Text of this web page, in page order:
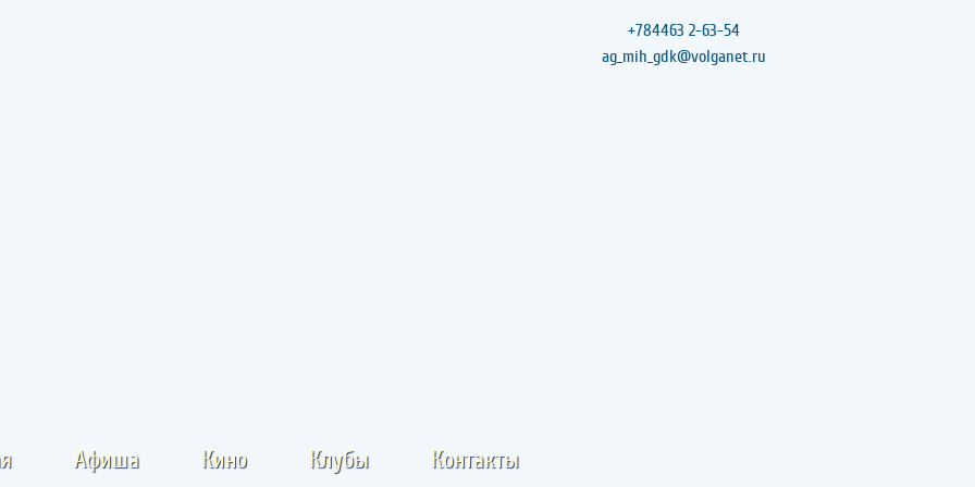
+784463 2-63-54
ag_mih_gdk@volganet.ru
Афиша Кино Клубы Контакты